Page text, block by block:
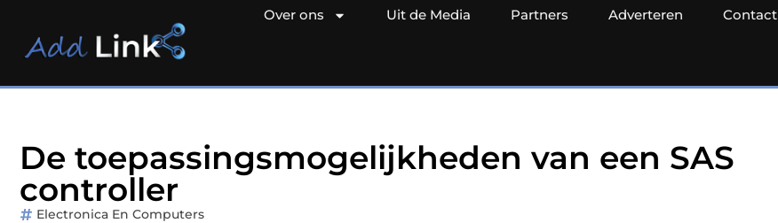
Over ons Uit de Media Partners Adverteren Contact
De toepassingsmogelijkheden van een SAS
controller
Electronica En Computers